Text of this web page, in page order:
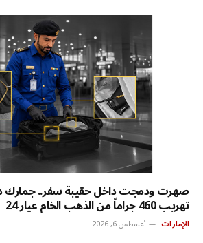
صهرت ودمجت داخل حقيبة سفر.. جمارك
تهريب 460 جراماً من الذهب الخام عيار 24
الإمارات أغسطس 6, 2026